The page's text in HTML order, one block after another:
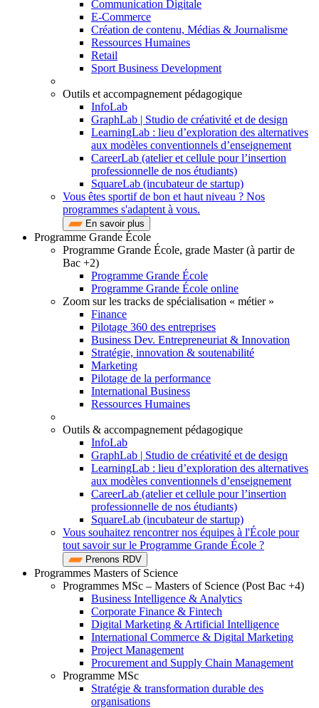
Communication Digitale
E-Commerce
Création de contenu, Médias & Journalisme
Ressources Humaines
Retail
Sport Business Development
Outils et accompagnement pédagogique
InfoLab
GraphLab | Studio de créativité et de design
LearningLab : lieu d’exploration des alternatives
aux modèles conventionnels d’enseignement
CareerLab (atelier et cellule pour l’insertion
professionnelle de nos étudiants)
SquareLab (incubateur de startup)
Vous êtes sportif de bon et haut niveau ? Nos
programmes s'adaptent à vous.
En savoir plus
Programme Grande École
Programme Grande École, grade Master (à partir de
Bac +2)
Programme Grande École
Programme Grande École online
Zoom sur les tracks de spécialisation « métier »
Finance
Pilotage 360 des entreprises
Business Dev. Entrepreneuriat & Innovation
Stratégie, innovation & soutenabilité
Marketing
Pilotage de la performance
International Business
Ressources Humaines
Outils & accompagnement pédagogique
InfoLab
GraphLab | Studio de créativité et de design
LearningLab : lieu d’exploration des alternatives
aux modèles conventionnels d’enseignement
CareerLab (atelier et cellule pour l’insertion
professionnelle de nos étudiants)
SquareLab (incubateur de startup)
Vous souhaitez rencontrer nos équipes à l'École pour
tout savoir sur le Programme Grande École ?
Prenons RDV
Programmes Masters of Science
Programmes MSc – Masters of Science (Post Bac +4)
Business Intelligence & Analytics
Corporate Finance & Fintech
Digital Marketing & Artificial Intelligence
International Commerce & Digital Marketing
Project Management
Procurement and Supply Chain Management
Programme MSc
Stratégie & transformation durable des
organisations